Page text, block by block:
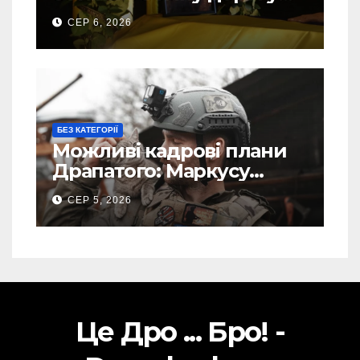
свого Захисника – Олега
Торського
СЕР 6, 2026
БЕЗ КАТЕГОРІЇ
Можливі кадрові плани
Драпатого: Маркусу
пророкують важливу
посаду у ЗСУ
СЕР 5, 2026
Це Дро ... Бро! -